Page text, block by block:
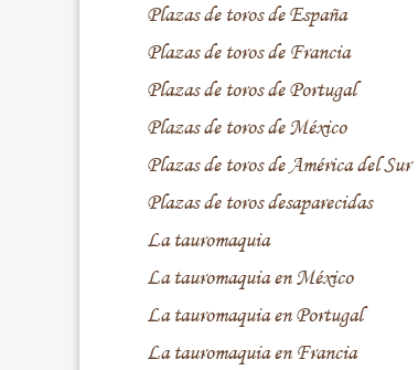
Plazas de toros de España
Plazas de toros de Francia
Plazas de toros de Portugal
Plazas de toros de México
Plazas de toros de América del Sur
Plazas de toros desaparecidas
La tauromaquia
La tauromaquia en México
La tauromaquia en Portugal
La tauromaquia en Francia